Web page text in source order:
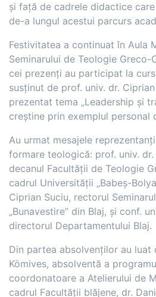
și față de cadrele didactice
de-a lungul acestui parcurs
Festivitatea a continuat în Aula
Seminarului de Teologie Greco-
cei prezenți au participat la
susținut de prof. univ. dr.
prezentat tema „Leadership și
creștine prin exemplul personal
Au urmat mesajele
formare teologică: prof. univ.
decanul Facultății de Teologie
cadrul Universității „Babeș-
Ciprian Suciu, rectorul
„Bunavestire” din Blaj, și conf.
directorul Departamentului Blaj.
Din partea absolvenților au luat
Kömives, absolventă a
coordonatoare a Atelierului de
cadrul Facultății blăjene, dr.